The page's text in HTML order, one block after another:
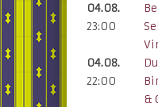
04.08.
23:00
04.08.
22:00
&